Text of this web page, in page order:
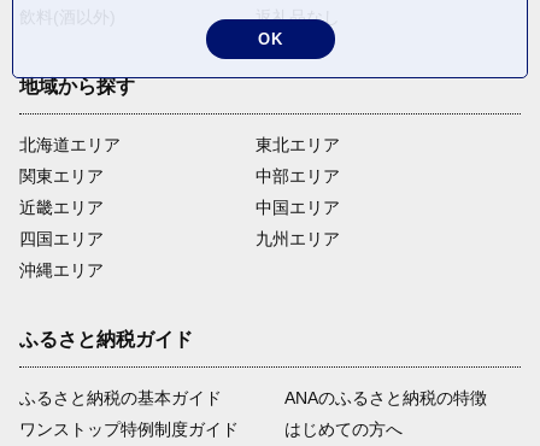
返礼品なし
地域から探す
北海道エリア
関東エリア
近畿エリア
四国エリア
沖縄エリア
東北エリア
中部エリア
中国エリア
九州エリア
ふるさと納税ガイド
ふるさと納税の基本ガイド
ワンストップ特例制度ガイド
ANAのふるさと納税の特徴
はじめての方へ
OK